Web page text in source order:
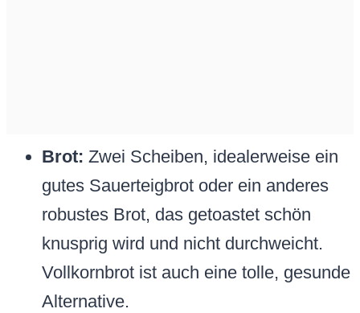
Brot: Zwei Scheiben, idealerweise ein
gutes Sauerteigbrot oder ein anderes
robustes Brot, das getoastet schön
knusprig wird und nicht durchweicht.
Vollkornbrot ist auch eine tolle, gesunde
Alternative.